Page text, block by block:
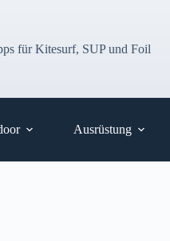
für Kitesurf, SUP und Foil
Ausrüstung